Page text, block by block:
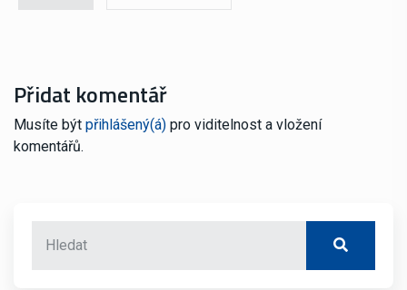
Přidat komentář
Musíte být přihlášený(á) pro viditelnost a vložení
komentářů.